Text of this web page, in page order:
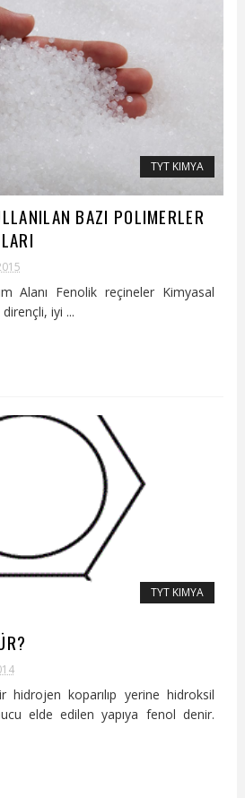
TYT KIMYA
BAZI POLIMERLER
Alanı Fenolik reçineler Kimyasal
iyi ...
TYT KIMYA
hidrojen koparılıp yerine hidroksil
elde edilen yapıya fenol denir.